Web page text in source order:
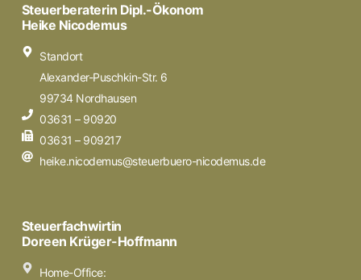
Steuerberaterin Dipl.-Ökonom
Heike Nicodemus
Standort
Alexander-Puschkin-Str. 6
99734 Nordhausen
03631 – 90920
03631 – 909217
heike.nicodemus@steuerbuero-nicodemus.de
Steuerfachwirtin
Doreen Krüger-Hoffmann
Home-Office: